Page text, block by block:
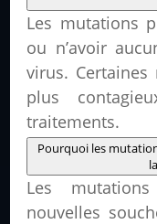
Les mutations
ou n’avoir
virus.
plus
traitements.
Pourquoi les
Les
nouvelles